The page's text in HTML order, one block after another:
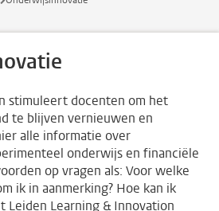
stimuleert docenten om het
te blijven vernieuwen en
alle informatie over
onderwijs en financiële
op vragen als: Voor welke
ik in aanmerking? Hoe kan ik
Leiden Learning & Innovation